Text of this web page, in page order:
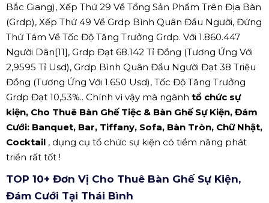
Bắc Giang), Xếp Thứ 29 Về Tổng Sản Phẩm Trên Địa Bàn
(Grdp), Xếp Thứ 49 Về Grdp Bình Quân Đầu Người, Đứng
Thứ Tám Về Tốc Độ Tăng Trưởng Grdp. Với 1.860.447
Người Dân[11], Grdp Đạt 68.142 Tỉ Đồng (Tương Ứng Với
2,9595 Tỉ Usd), Grdp Bình Quân Đầu Người Đạt 38 Triệu
Đồng (Tương Ứng Với 1.650 Usd), Tốc Độ Tăng Trưởng
Grdp Đạt 10,53%.. Chính vì vậy mà ngành tổ chức sự
kiện, Cho Thuê Bàn Ghế Tiệc & Bàn Ghế Sự Kiện, Đám
Cưới: Banquet, Bar, Tiffany, Sofa, Bàn Tròn, Chữ Nhật,
Cocktail , dụng cụ tổ chức sự kiện có tiềm năng phát
triển rất tốt !
TOP 10+ Đơn Vị Cho Thuê Bàn Ghế Sự Kiện,
Đám Cưới Tại Thái Bình